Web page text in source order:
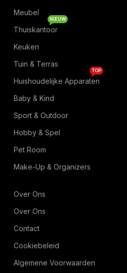
Meubel
Thuiskantoor
NIEUW
Keuken
Tuin & Terras
Huishoudelijke Apparaten
TOP
Baby & Kind
Sport & Outdoor
Hobby & Spel
Pet Room
Make-Up & Organizers
Over Ons
Over Ons
Contact
Cookiebeleid
Algemene Voorwaarden